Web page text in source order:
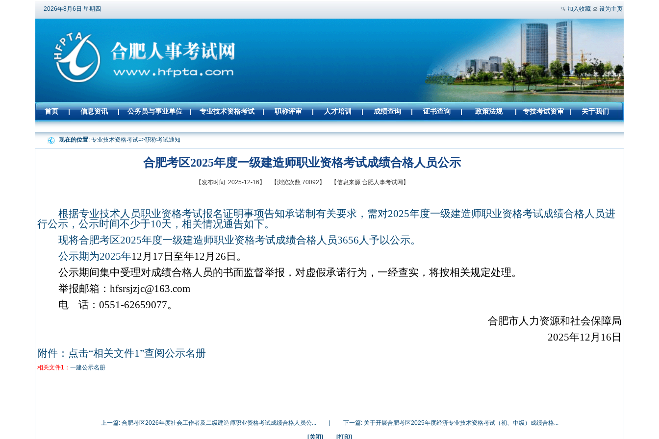
2026年8月6日 星期四 加入收藏 设为主页
首页 | 信息资讯 | 公务员与事业单位 | 专业技术资格考试 | 职称评审 | 人才培训 | 成绩查询 | 证书查询 | 政策法规 | 专技考试资审 | 关于我们
现在的位置: 专业技术资格考试=>职称考试通知
合肥考区2025年度一级建造师职业资格考试成绩合格人员公示
【发布时间: 2025-12-16】 【浏览次数:70092】 【信息来源:合肥人事考试网】
根据专业技术人员职业资格考试报名证明事项告知承诺制有关要求，需对2025年度一级建造师职业资格考试成绩合格人员进
行公示，公示时间不少于10天，相关情况通告如下。
现将合肥考区2025年度一级建造师职业资格考试成绩合格人员3656人予以公示。
公示期为2025年12月 17 日至年12月 26 日。
公示期间集中受理对成绩合格人员的书面监督举报，对虚假承诺行为，一经查实，将按相关规定处理。
举报邮箱： hfsrsjzjc@163.com
电
话： 0551-62659077。
合肥市人力资源和社会保障局
2025年12月 16 日
附件：点击“相关文件1”查阅公示名册
相关文件1： 一建公示名册
上一篇: 合肥考区2026年度社会工作者及二级建造师职业资格考试成绩合格人员公... 下一篇: 关于开展合肥考区2025年度经济专业技术资格考试（初、中级）成绩合格...
[关闭] [打印]